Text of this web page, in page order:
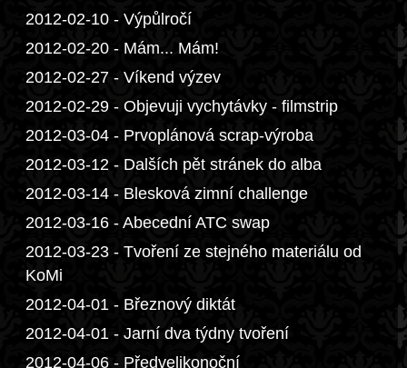
2012-02-10 - Výpůlročí
2012-02-20 - Mám... Mám!
2012-02-27 - Víkend výzev
2012-02-29 - Objevuji vychytávky - filmstrip
2012-03-04 - Prvoplánová scrap-výroba
2012-03-12 - Dalších pět stránek do alba
2012-03-14 - Blesková zimní challenge
2012-03-16 - Abecední ATC swap
2012-03-23 - Tvoření ze stejného materiálu od
KoMi
2012-04-01 - Březnový diktát
2012-04-01 - Jarní dva týdny tvoření
2012-04-06 - Předvelikonoční